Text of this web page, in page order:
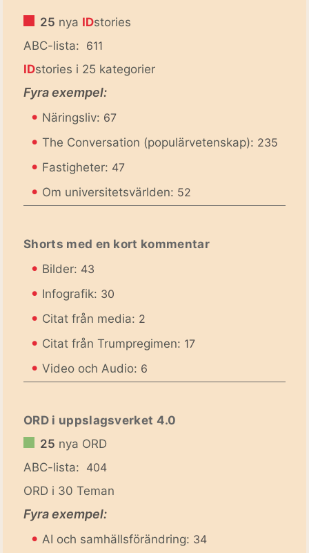
25 nya IDstories
ABC-lista: 611
IDstories i 25 kategorier
Fyra exempel:
• Näringsliv: 67
• The Conversation (populärvetenskap): 235
• Fastigheter: 47
• Om universitetsvärlden: 52
Shorts med en kort kommentar
• Bilder: 43
• Infografik: 30
• Citat från media: 2
• Citat från Trumpregimen: 17
• Video och Audio: 6
ORD i uppslagsverket 4.0
25 nya ORD
ABC-lista: 404
ORD i 30 Teman
Fyra exempel:
• AI och samhällsförändring: 34